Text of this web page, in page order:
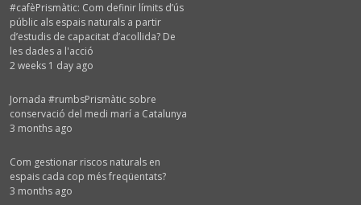
#cafèPrismàtic: Com definir límits d’ús
públic als espais naturals a partir
d’estudis de capacitat d’acollida? De
les dades a l'acció
2 weeks 1 day ago
Jornada #rumbsPrismàtic sobre
conservació del medi marí a Catalunya
3 months ago
Com gestionar riscos naturals en
espais cada cop més freqüentats?
3 months ago